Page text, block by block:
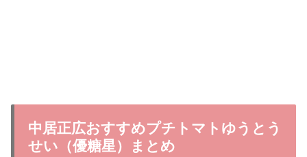
中居正広おすすめプチトマトゆうとう
せい（優糖星）まとめ